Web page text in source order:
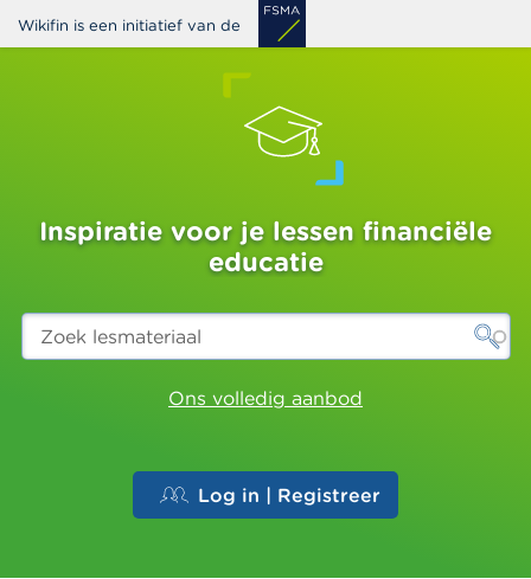
Overslaan
en
Wikifin is een initiatief van de
Inspiratie voor je lessen financiële
educatie
Zoek
lesmateriaal
Ons volledig aanbod
Log in | Registreer